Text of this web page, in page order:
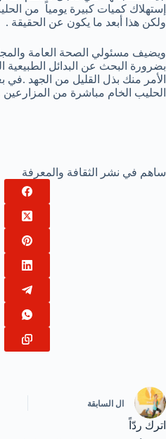
إستهلاك كميات كبيرة يومياً من
ولكن هذا أبعد ما يكون عن الحقيقة .
ويضيف مسئولي الصحة العامة
بضرورة البحث عن البدائل الطبيعية
الأمر منك بذل القليل من الجهد
الحليب الخام مباشرة من المزارعين
ساهم في نشر الثقافة والمعرفة
ال السابقة
اترك ردّاً